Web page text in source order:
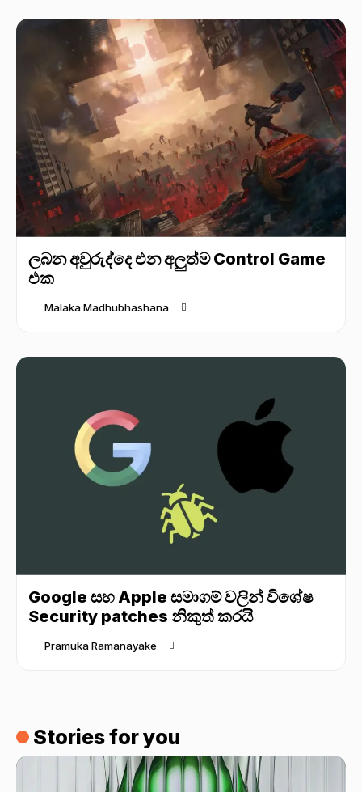
ලබන අවුරුද්දෙ එන අලුත්ම Control Game
එක
Malaka Madhubhashana
Google සහ Apple සමාගම් වලින් විශේෂ
Security patches නිකුත් කරයි
Pramuka Ramanayake
Stories for you